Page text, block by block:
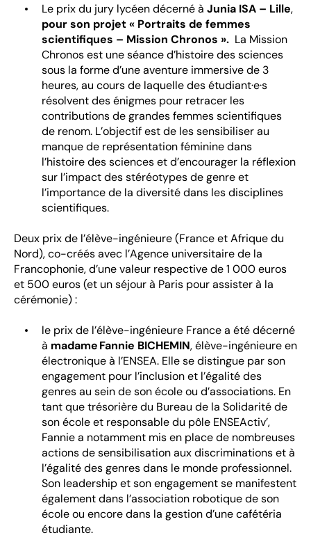
Le prix du jury lycéen décerné à Junia ISA – Lille,
pour son projet « Portraits de femmes
scientifiques – Mission Chronos ». La Mission
Chronos est une séance d’histoire des sciences
sous la forme d’une aventure immersive de 3
heures, au cours de laquelle des étudiant·e·s
résolvent des énigmes pour retracer les
contributions de grandes femmes scientifiques
de renom. L’objectif est de les sensibiliser au
manque de représentation féminine dans
l’histoire des sciences et d’encourager la réflexion
sur l’impact des stéréotypes de genre et
l’importance de la diversité dans les disciplines
scientifiques.
Deux prix de l’élève-ingénieure (France et Afrique du
Nord), co-créés avec l’Agence universitaire de la
Francophonie, d’une valeur respective de 1 000 euros
et 500 euros (et un séjour à Paris pour assister à la
cérémonie) :
le prix de l’élève-ingénieure France a été décerné
à madame Fannie BICHEMIN,élève-ingénieure en
électronique à l’ENSEA. Elle se distingue par son
engagement pour l’inclusion et l’égalité des
genres au sein de son école ou d’associations. En
tant que trésorière du Bureau de la Solidarité de
son école et responsable du pôle ENSEActiv’,
Fannie a notamment mis en place de nombreuses
actions de sensibilisation aux discriminations et à
l’égalité des genres dans le monde professionnel.
Son leadership et son engagement se manifestent
également dans l’association robotique de son
école ou encore dans la gestion d’une cafétéria
étudiante.